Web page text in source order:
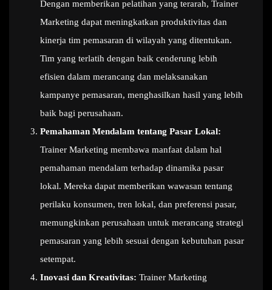
Dengan memberikan pelatihan yang terarah, Trainer
Marketing dapat meningkatkan produktivitas dan
kinerja tim pemasaran di wilayah yang ditentukan.
Tim yang terlatih dengan baik cenderung lebih
efisien dalam merancang dan melaksanakan
kampanye pemasaran, menghasilkan hasil yang lebih
baik bagi perusahaan.
Pemahaman Mendalam tentang Pasar Lokal:
Trainer Marketing membawa manfaat dalam hal
pemahaman mendalam terhadap dinamika pasar
lokal. Mereka dapat memberikan wawasan tentang
perilaku konsumen, tren lokal, dan preferensi pasar,
memungkinkan perusahaan untuk merancang strategi
pemasaran yang lebih sesuai dengan kebutuhan pasar
setempat.
Inovasi dan Kreativitas: Trainer Marketing